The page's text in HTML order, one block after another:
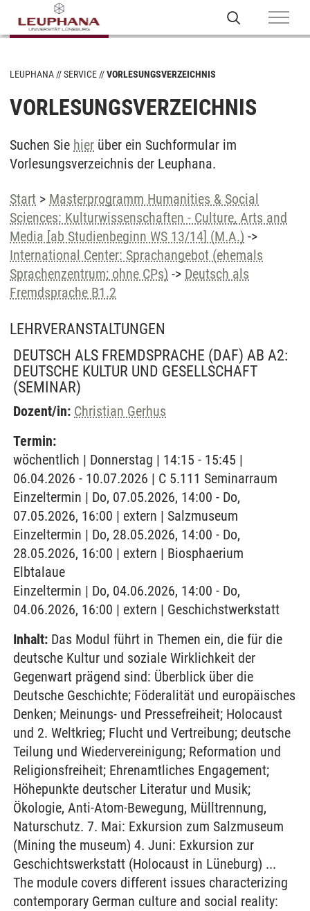
LEUPHANA SERVICE VORLESUNGSVERZEICHNIS
VORLESUNGSVERZEICHNIS
Suchen Sie hier über ein Suchformular im
Vorlesungsverzeichnis der Leuphana.
Start > Masterprogramm Humanities & Social
Sciences: Kulturwissenschaften - Culture, Arts and
Media [ab Studienbeginn WS 13/14] (M.A.) ->
International Center: Sprachangebot (ehemals
Sprachenzentrum; ohne CPs) -> Deutsch als
Fremdsprache B1.2
LEHRVERANSTALTUNGEN
DEUTSCH ALS FREMDSPRACHE (DAF) AB A2:
DEUTSCHE KULTUR UND GESELLSCHAFT
(SEMINAR)
Dozent/in: Christian Gerhus
Termin:
wöchentlich | Donnerstag | 14:15 - 15:45 |
06.04.2026 - 10.07.2026 | C 5.111 Seminarraum
Einzeltermin | Do, 07.05.2026, 14:00 - Do,
07.05.2026, 16:00 | extern | Salzmuseum
Einzeltermin | Do, 28.05.2026, 14:00 - Do,
28.05.2026, 16:00 | extern | Biosphaerium
Elbtalaue
Einzeltermin | Do, 04.06.2026, 14:00 - Do,
04.06.2026, 16:00 | extern | Geschichstwerkstatt
Inhalt: Das Modul führt in Themen ein, die für die
deutsche Kultur und soziale Wirklichkeit der
Gegenwart prägend sind: Überblick über die
Deutsche Geschichte; Föderalität und europäisches
Denken; Meinungs- und Pressefreiheit; Holocaust
und 2. Weltkrieg; Flucht und Vertreibung; deutsche
Teilung und Wiedervereinigung; Reformation und
Religionsfreiheit; Ehrenamtliches Engagement;
Höhepunkte deutscher Literatur und Musik;
Ökologie, Anti-Atom-Bewegung, Mülltrennung,
Naturschutz. 7. Mai: Exkursion zum Salzmuseum
(Mining the museum) 4. Juni: Exkursion zur
Geschichtswerkstatt (Holocaust in Lüneburg) ...
The module covers different issues characterizing
contemporary German culture and social reality: